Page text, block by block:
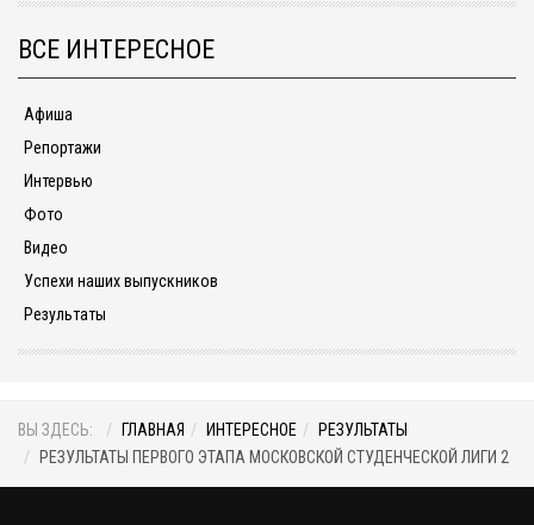
ВСЕ ИНТЕРЕСНОЕ
Афиша
Репортажи
Интервью
Фото
Видео
Успехи наших выпускников
Результаты
ВЫ ЗДЕСЬ: ГЛАВНАЯ ИНТЕРЕСНОЕ
РЕЗУЛЬТАТЫ
РЕЗУЛЬТАТЫ ПЕРВОГО ЭТАПА МОСКОВСКОЙ СТУДЕНЧЕСКОЙ ЛИГИ 2